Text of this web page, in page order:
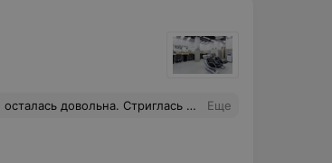
все молодцы. Один минус - нельзя записаться на стрижку. Еще